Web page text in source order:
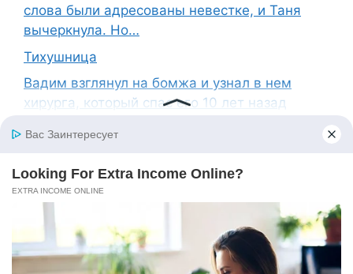
слова были адресованы невестке, и Таня
вычеркнула. Но…
Тихушница
Вадим взглянул на бомжа и узнал в нем
хирурга, который спас его 10 лет назад
Лоскутки
нему подбежала женщина и встала на
колени, произнеся его имя
© 2026 News 4• Built withGeneratePress